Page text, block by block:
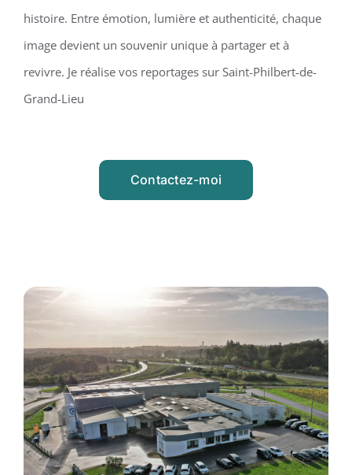
histoire. Entre émotion, lumière et authenticité, chaque
image devient un souvenir unique à partager et à
revivre. Je réalise vos reportages sur Saint-Philbert-de-
Grand-Lieu
Contactez-moi